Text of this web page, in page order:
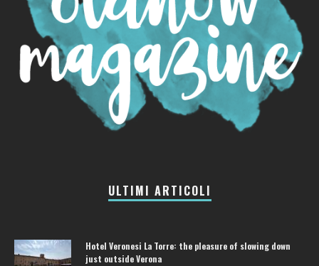
ULTIMI ARTICOLI
Hotel Veronesi La Torre: the pleasure of slowing down
just outside Verona